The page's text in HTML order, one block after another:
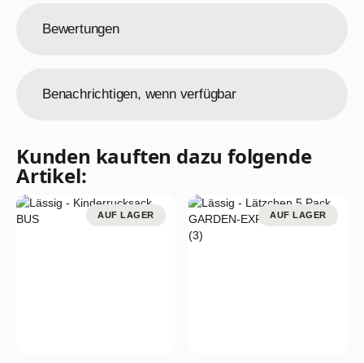
Bewertungen
Benachrichtigen, wenn verfügbar
Kunden kauften dazu folgende
Artikel:
AUF LAGER AUF LAGER